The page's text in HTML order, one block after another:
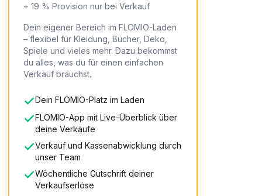
+ 19 % Provision nur bei Verkauf
Dein eigener Bereich im FLOMIO-Laden
– flexibel für Kleidung, Bücher, Deko,
Spiele und vieles mehr. Dazu bekommst
du alles, was du für einen einfachen
Verkauf brauchst.
Dein FLOMIO-Platz im Laden
FLOMIO-App mit Live-Überblick über
deine Verkäufe
Verkauf und Kassenabwicklung durch
unser Team
Wöchentliche Gutschrift deiner
Verkaufserlöse